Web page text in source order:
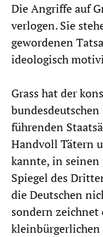
Die Angriffe auf
verlogen. Sie
gewordenen
ideologisch
Grass hat der
führenden
Handvoll Tätern
kannte, in seinen
Spiegel des
die Deutschen
sondern zeichnet
kleinbürgerlichen